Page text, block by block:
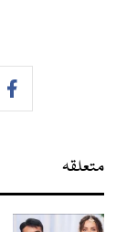
متعلقہ